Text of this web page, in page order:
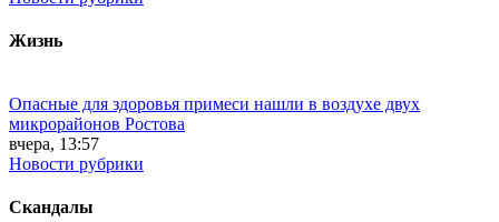
Жизнь
Опасные для здоровья примеси нашли в воздухе двух
микрорайонов Ростова
вчера, 13:57
Новости рубрики
Скандалы